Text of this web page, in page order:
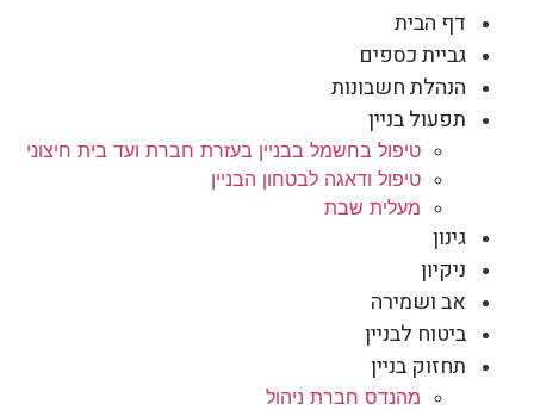
דף הבית
גביית כספים
הנהלת חשבונות
תפעול בניין
טיפול בחשמל בבניין בעזרת חברת ועד בית חיצוני
טיפול ודאגה לבטחון הבניין
מעלית שבת
גינון
ניקיון
אב ושמירה
ביטוח לבניין
תחזוק בניין
מהנדס חברת ניהול